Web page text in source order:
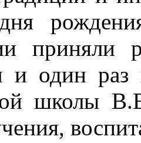
приняли
и один раз
школы